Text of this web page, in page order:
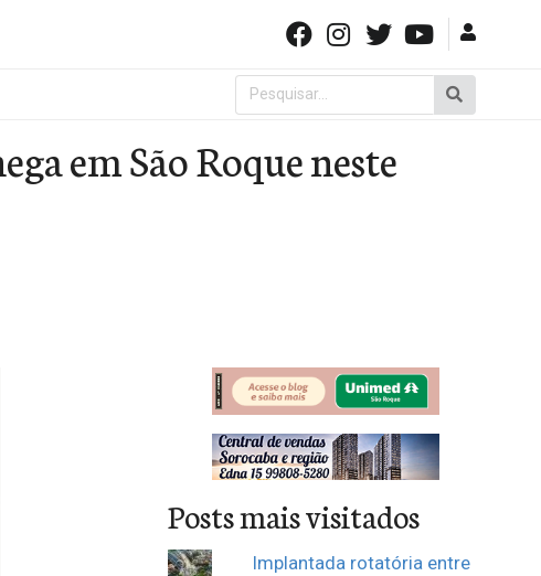
Pesquisar
por:
em São Roque neste
Posts mais visitados
Implantada rotatória entre